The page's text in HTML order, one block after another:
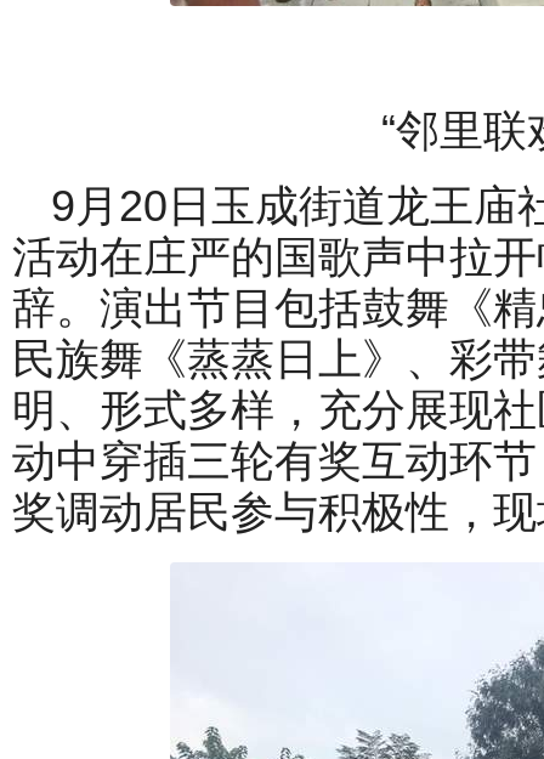
“邻里联
9月20日玉成街道龙王庙
活动在庄严的国歌声中拉
辞。演出节目包括鼓舞《
民族舞《蒸蒸日上》、彩
明、形式多样，充分展现
动中穿插三轮有奖互动环
奖调动居民参与积极性，